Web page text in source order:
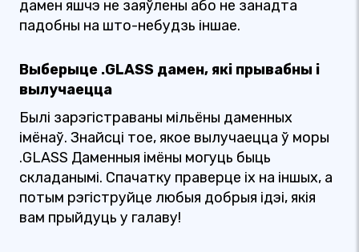
дамен яшчэ не заяўлены або не занадта
падобны на што-небудзь іншае.
Выберыце .GLASS дамен, які прывабны і
вылучаецца
Былі зарэгістраваны мільёны даменных
імёнаў. Знайсці тое, якое вылучаецца ў моры
.GLASS Даменныя імёны могуць быць
складанымі. Спачатку праверце іх на іншых, а
потым рэгіструйце любыя добрыя ідэі, якія
вам прыйдуць у галаву!